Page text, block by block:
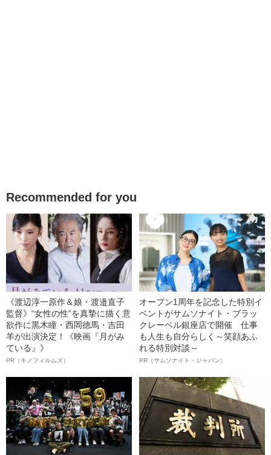
Recommended for you
《渡辺淳一原作＆娘・渡邉直子
監督》“女性の性”を真摯に描く意
欲作に黒木瞳・西岡德馬・吉田
羊が出演決定！《映画『月がみ
ている』》
PR（キノフィルムズ）
オープン1周年を記念した特別イ
ベントがサムソナイト・ブラッ
クレーベル銀座店で開催 仕事
も人生も自分らしく～笑顔あふ
れる特別対談～
PR（サムソナイト・ジャパン）